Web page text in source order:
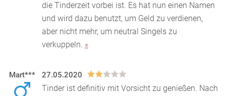
die Tinderzeit vorbei ist. Es hat nun einen Namen
und wird dazu benutzt, um Geld zu verdienen,
aber nicht mehr, um neutral Singels zu
verkuppeln. «
Mart*** 27.05.2020
Tinder ist definitiv mit Vorsicht zu genießen. Nach